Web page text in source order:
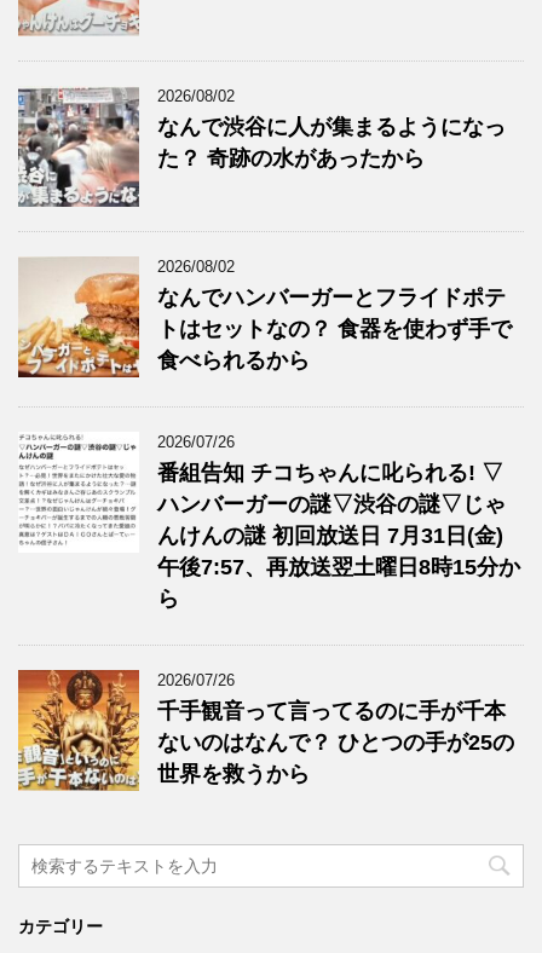
2026/08/02
なんで渋谷に人が集まるようになっ
た？ 奇跡の水があったから
2026/08/02
なんでハンバーガーとフライドポテ
トはセットなの？ 食器を使わず手で
食べられるから
2026/07/26
番組告知 チコちゃんに叱られる! ▽
ハンバーガーの謎▽渋谷の謎▽じゃ
んけんの謎 初回放送日 7月31日(金)
午後7:57、再放送翌土曜日8時15分か
ら
2026/07/26
千手観音って言ってるのに手が千本
ないのはなんで？ ひとつの手が25の
世界を救うから
カテゴリー